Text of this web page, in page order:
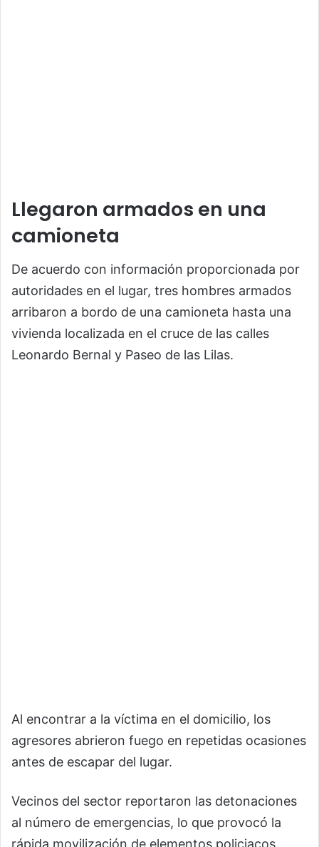
Llegaron armados en una
camioneta
De acuerdo con información proporcionada por
autoridades en el lugar, tres hombres armados
arribaron a bordo de una camioneta hasta una
vivienda localizada en el cruce de las calles
Leonardo Bernal y Paseo de las Lilas.
Al encontrar a la víctima en el domicilio, los
agresores abrieron fuego en repetidas ocasiones
antes de escapar del lugar.
Vecinos del sector reportaron las detonaciones
al número de emergencias, lo que provocó la
rápida movilización de elementos policiacos.